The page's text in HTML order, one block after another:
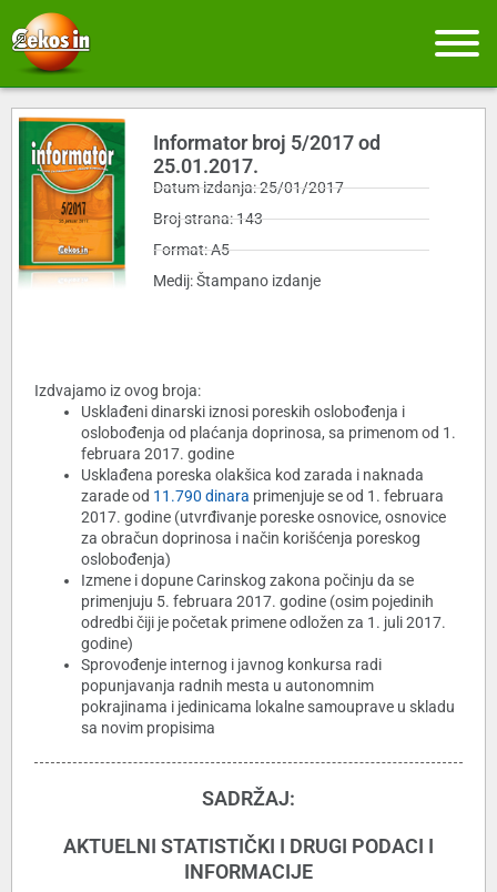
Informator broj 5/2017 od
25.01.2017.
Datum izdanja: 25/01/2017
Broj strana: 143
Format: A5
Medij: Štampano izdanje
Izdvajamo iz ovog broja:
Usklađeni dinarski iznosi poreskih oslobođenja i
oslobođenja od plaćanja doprinosa, sa primenom od 1.
februara 2017. godine
Usklađena poreska olakšica kod zarada i naknada
zarade od 11.790 dinara primenjuje se od 1. februara
2017. godine (utvrđivanje poreske osnovice, osnovice
za obračun doprinosa i način korišćenja poreskog
oslobođenja)
Izmene i dopune Carinskog zakona počinju da se
primenjuju 5. februara 2017. godine (osim pojedinih
odredbi čiji je početak primene odložen za 1. juli 2017.
godine)
Sprovođenje internog i javnog konkursa radi
popunjavanja radnih mesta u autonomnim
pokrajinama i jedinicama lokalne samouprave u skladu
sa novim propisima
SADRŽAJ:
AKTUELNI STATISTIČKI I DRUGI PODACI I
INFORMACIJE